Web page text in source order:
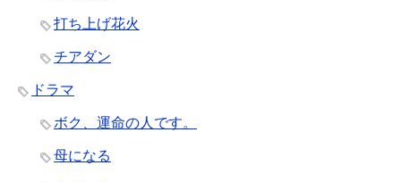
打ち上げ花火
チアダン
ドラマ
ボク、運命の人です。
母になる